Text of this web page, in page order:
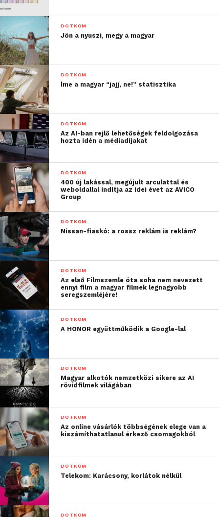
Nem az első eset
Nem ismeretlen a helyzet, hogy egy nagy
nemzetközi utazásszervező cég bajba kerül, és ezzel
megkárosítja a partnereit. Az egyik legjelentősebb
példa erre a Thomas Cook, amely a legrégebbi brit
utazási iroda volt. Több százezer utast érintett,
amikor 2019-ben azonnali hatállyal beszüntette
tevékenységét. Az 1841-es alapítású, megszűnésekor
178 éves cég a világ legrégebbi utazási irodájaként
volt ismert, és világszerte több mint 21 ezer
alkalmazottat foglalkoztatott.
“A Thomas Cook a mi
szállodánk felé sem
tudott elszámolni, így a
mai napig több tízmilliós
rendezetlen helyzetet
hagyott maga után. A
mostani, és az akkori
helyzet is mutatja, hogy
attól, hogy nagy és
nemzetközi egy
utazásszervező, az még
nem garancia arra, hogy
nem hozza nehéz
helyzetbe az utasokat és
a szállásadókat, ugyanis
mi akkor is kiszolgáljuk a
vendégeinket, ha nem
DOTKOM
Jön a nyuszi, megy a magyar
DOTKOM
Íme a magyar “jajj, ne!” statisztika
DOTKOM
Az AI-ban rejlő lehetőségek feldolgozása
hozta idén a médiadíjakat
DOTKOM
400 új lakással, megújult arculattal és
weboldallal indítja az idei évet az AVICO
Group
DOTKOM
Nissan-fiaskó: a rossz reklám is reklám?
DOTKOM
Az első Filmszemle óta soha nem nevezett
ennyi film a magyar filmek legnagyobb
seregszemléjére!
DOTKOM
A HONOR együttműködik a Google-lal
DOTKOM
Magyar alkotók nemzetközi sikere az AI
rövidfilmek világában
DOTKOM
Az online vásárlók többségének elege van a
kiszámíthatatlanul érkező csomagokból
DOTKOM
Telekom: Karácsony, korlátok nélkül
DOTKOM